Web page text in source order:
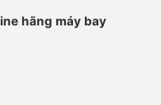
hãng máy bay